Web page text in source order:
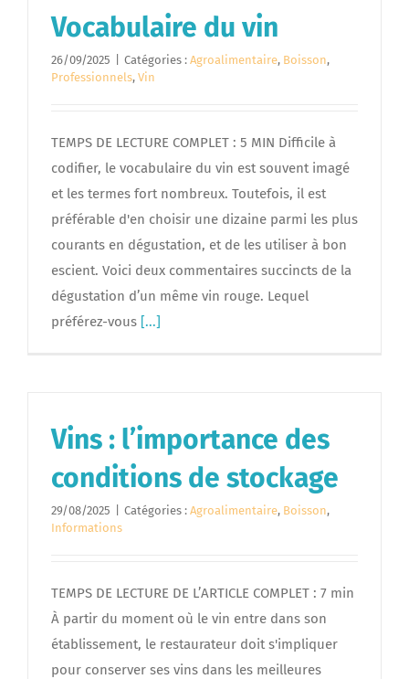
Vocabulaire du vin
26/09/2025 Catégories : Agroalimentaire, Boisson,
Professionnels, Vin
TEMPS DE LECTURE COMPLET : 5 MIN Difficile à
codifier, le vocabulaire du vin est souvent imagé
et les termes fort nombreux. Toutefois, il est
préférable d'en choisir une dizaine parmi les plus
courants en dégustation, et de les utiliser à bon
escient. Voici deux commentaires succincts de la
dégustation d’un même vin rouge. Lequel
préférez-vous [...]
Vins : l’importance des
conditions de stockage
29/08/2025 Catégories : Agroalimentaire, Boisson,
Informations
TEMPS DE LECTURE DE L’ARTICLE COMPLET : 7 min
À partir du moment où le vin entre dans son
établissement, le restaurateur doit s'impliquer
pour conserver ses vins dans les meilleures